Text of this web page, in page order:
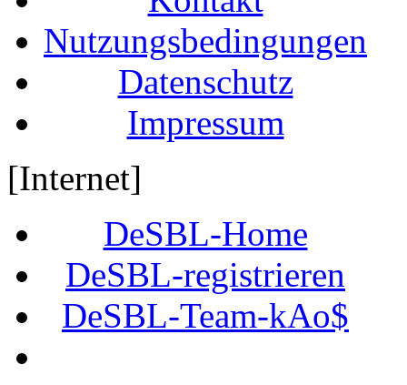
Nutzungsbedingungen
Datenschutz
Impressum
[Internet]
DeSBL-Home
DeSBL-registrieren
DeSBL-Team-kAo$